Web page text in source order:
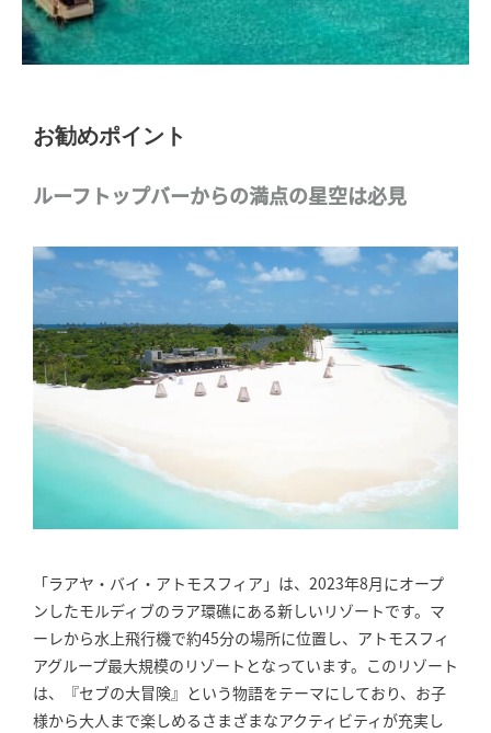
お勧めポイント
ルーフトップバーからの満点の星空は必見
「ラアヤ・バイ・アトモスフィア」は、2023年8月にオープ
ンしたモルディブのラア環礁にある新しいリゾートです。マ
ーレから水上飛行機で約45分の場所に位置し、アトモスフィ
アグループ最大規模のリゾートとなっています。このリゾート
は、『セブの大冒険』という物語をテーマにしており、お子
様から大人まで楽しめるさまざまなアクティビティが充実し